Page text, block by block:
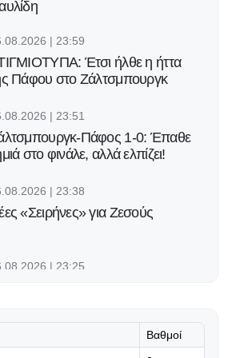
| 23:59
Έτσι ήλθε η ήττα
Πάφου στο Ζάλτσμπουργκ
| 23:51
Πάφος 1-0: Έπαθε
στο φινάλε, αλλά ελπίζει!
| 23:38
«Σειρήνες» για Ζεσούς
| 23:25
Βαθμοί